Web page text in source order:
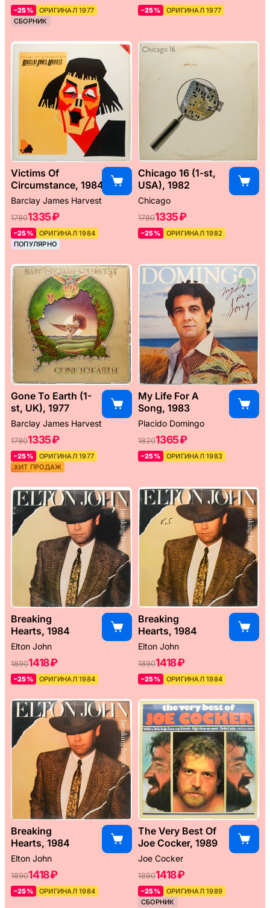
–25%
ОРИГИНАЛ 1977
СБОРНИК
–25% ОРИГИНАЛ 1977
Victims Of
Circumstance, 1984
Barclay James Harvest
17801335 ₽
–25%
ОРИГИНАЛ 1984
ПОПУЛЯРНО
Chicago 16 (1-st,
USA), 1982
Chicago
17801335 ₽
–25% ОРИГИНАЛ 1982
Gone To Earth (1-
st, UK), 1977
Barclay James Harvest
17801335 ₽
–25%
ОРИГИНАЛ 1977
ХИТ ПРОДАЖ
My Life For A
Song, 1983
Placido Domingo
18201365 ₽
–25% ОРИГИНАЛ 1983
Breaking
Hearts, 1984
Elton John
18901418 ₽
–25% ОРИГИНАЛ 1984
Breaking
Hearts, 1984
Elton John
18901418 ₽
–25% ОРИГИНАЛ 1984
Breaking
Hearts, 1984
Elton John
18901418 ₽
–25% ОРИГИНАЛ 1984
The Very Best Of
Joe Cocker, 1989
Joe Cocker
18901418 ₽
–25%
ОРИГИНАЛ 1989
СБОРНИК